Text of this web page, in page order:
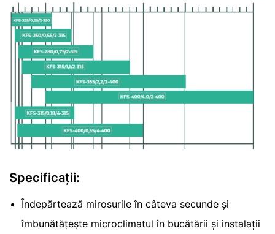
Specificații:
Îndepărtează mirosurile în câteva secunde și
îmbunătățește microclimatul în bucătării și instalații